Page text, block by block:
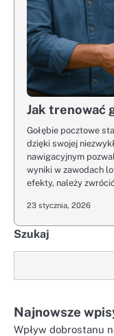
Jak trenować
Gołębie pocztowe
dzięki swojej
nawigacyjnym
wyniki w zawodach
efekty, należy
23 stycznia, 2026
Szukaj
Najnowsze
Wpływ dobrostanu